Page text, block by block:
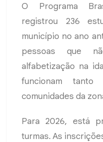
O Programa
registrou 236
município no ano
pessoas que
alfabetização na
funcionam
comunidades da
Para 2026, está
turmas. As